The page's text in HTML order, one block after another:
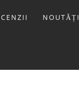
NOUTĂȚI